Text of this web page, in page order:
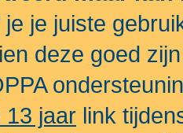
je juiste
deze goed
13 jaar link